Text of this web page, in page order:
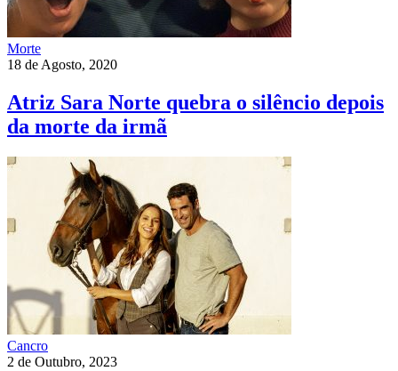
Morte
18 de Agosto, 2020
Atriz Sara Norte quebra o silêncio depois
da morte da irmã
Cancro
2 de Outubro, 2023